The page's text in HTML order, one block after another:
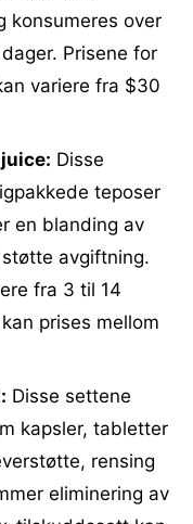
konsumeres over
Prisene for
variere fra $30
Disse
teposer
en blanding av
avgiftning.
fra 3 til 14
prises mellom
Disse settene
kapsler, tabletter
rensing
eliminering av